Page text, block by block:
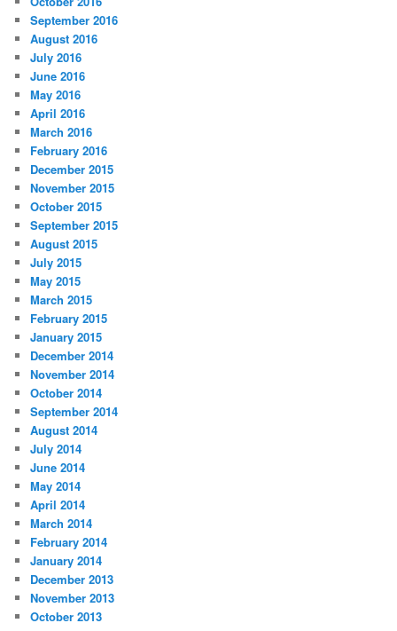
September 2016
August 2016
July 2016
June 2016
May 2016
April 2016
March 2016
February 2016
December 2015
November 2015
October 2015
September 2015
August 2015
July 2015
May 2015
March 2015
February 2015
January 2015
December 2014
November 2014
October 2014
September 2014
August 2014
July 2014
June 2014
May 2014
April 2014
March 2014
February 2014
January 2014
December 2013
November 2013
October 2013